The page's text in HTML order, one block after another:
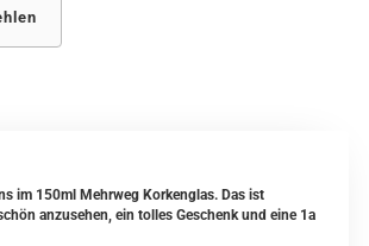
im 150ml Mehrweg Korkenglas. Das ist
anzusehen, ein tolles Geschenk und eine 1a